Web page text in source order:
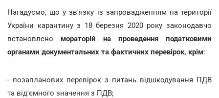
Нагадуємо, що у зв'язку із запровадженням на території
України карантину з 18 березня 2020 року законодавчо
встановлено мораторій на проведення податковими
органами документальних та фактичних перевірок, крім:
- позапланових перевірок з питань відшкодування ПДВ
та від'ємного значення з ПДВ;